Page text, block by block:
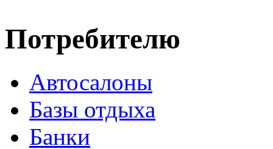
Потребителю
Автосалоны
Базы отдыха
Банки